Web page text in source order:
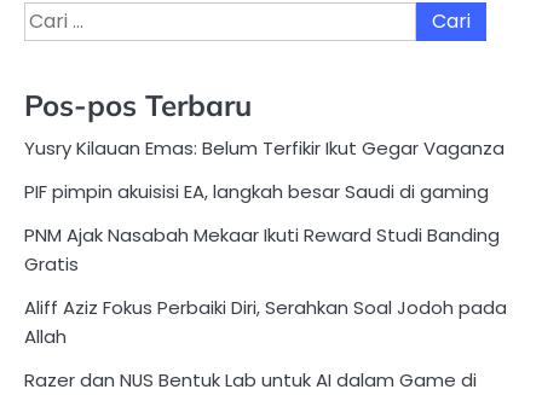
Cari
untuk:
Pos-pos Terbaru
Yusry Kilauan Emas: Belum Terfikir Ikut Gegar Vaganza
PIF pimpin akuisisi EA, langkah besar Saudi di gaming
PNM Ajak Nasabah Mekaar Ikuti Reward Studi Banding
Gratis
Aliff Aziz Fokus Perbaiki Diri, Serahkan Soal Jodoh pada
Allah
Razer dan NUS Bentuk Lab untuk AI dalam Game di